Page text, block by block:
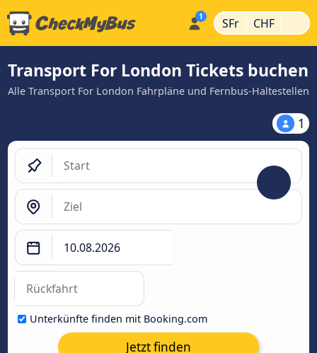
SFr | CHF |
Transport For London Tickets buchen
Alle Transport For London Fahrpläne und Fernbus-Haltestellen
1
Unterkünfte finden mit Booking.com
Jetzt finden